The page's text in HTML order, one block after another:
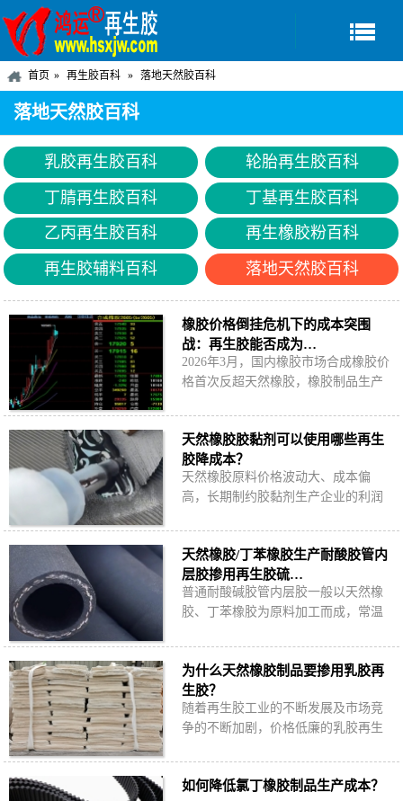
首页 再生胶百科 落地天然胶百科
落地天然胶百科
乳胶再生胶百科
轮胎再生胶百科
丁腈再生胶百科
丁基再生胶百科
乙丙再生胶百科
再生橡胶粉百科
再生胶辅料百科
落地天然胶百科
橡胶价格倒挂危机下的成本突围
战：再生胶能否成为…
2026年3月，国内橡胶市场合成橡胶价
格首次反超天然橡胶，橡胶制品生产
胶、合成橡胶，…
天然橡胶胶黏剂可以使用哪些再生
胶降成本？
天然橡胶原料价格波动大、成本偏
高，长期制约胶黏剂生产企业的利润
些再生胶降成本…
天然橡胶/丁苯橡胶生产耐酸胶管内
层胶掺用再生胶硫…
普通耐酸碱胶管内层胶一般以天然橡
胶、丁苯橡胶为原料加工而成，常温
适？耐酸胶管内层胶掺用再生胶又该
注意哪些问题…
为什么天然橡胶制品要掺用乳胶再
生胶？
随着再生胶工业的不断发展及市场竞
争的不断加剧，价格低廉的乳胶再生
中掺用乳胶再…
如何降低氯丁橡胶制品生产成本？